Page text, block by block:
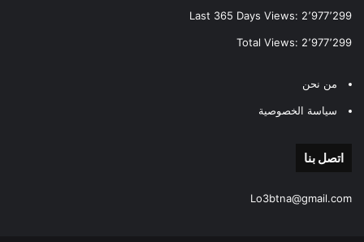
Last 365 Days Views: 2٬977٬299
Total Views: 2٬977٬299
من نحن
سياسة الخصوصية
اتصل بنا
Lo3btna@gmail.com